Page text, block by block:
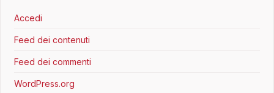
Accedi
Feed dei contenuti
Feed dei commenti
WordPress.org